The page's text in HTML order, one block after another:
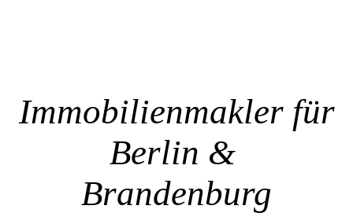
Immobilienmakler für
Berlin &
Brandenburg